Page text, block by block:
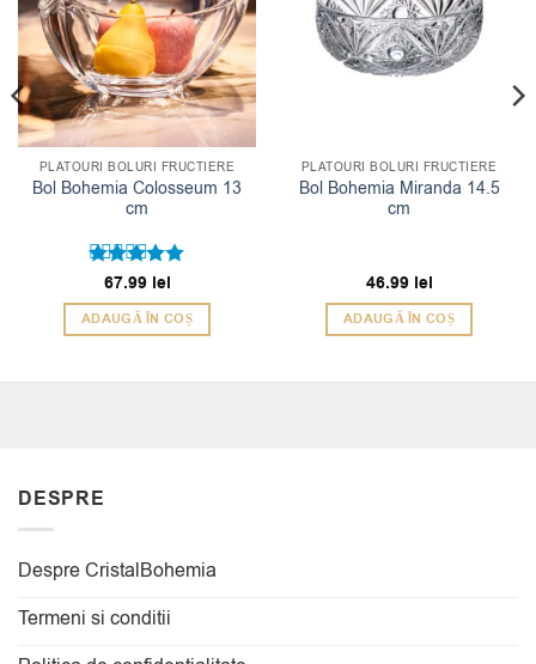
PLATOURI BOLURI FRUCTIERE
Bol Bohemia Colosseum 13
cm
Evaluat la
5din 5
67.99 lei
ADAUGĂ ÎN COȘ
PLATOURI BOLURI FRUCTIERE
Bol Bohemia Miranda 14.5
cm
46.99 lei
ADAUGĂ ÎN COȘ
DESPRE
Despre CristalBohemia
Termeni si conditii